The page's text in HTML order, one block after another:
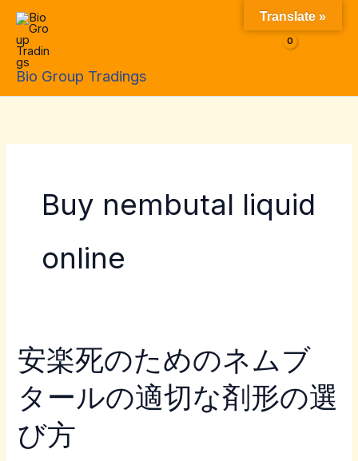
Skip
content
Bio Group Tradings
Buy nembutal liquid
online
安楽死のためのネムブ
タールの適切な剤形の選
び方
安
楽
死
の
た
Translate »